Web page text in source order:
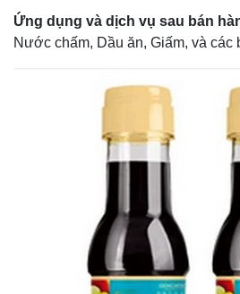
Ứng dụng và dịch vụ sau bán
Nước chấm, Dầu ăn, Giấm, và các